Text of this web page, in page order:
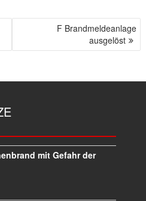
F Brandmeldeanlage
ausgelöst
mit Gefahr der